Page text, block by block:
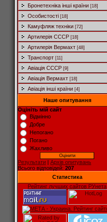
Бронетехніка інші країни [18]
Особистості [18]
Камуфляж техніки [72]
Артилерія СССР [18]
Артилерія Вермахт [48]
Транспорт [11]
Авіація СССР [9]
Авіація Вермахт [18]
Авіація інші країни [4]
Наше опитування
Оцініть мій сайт
Відмінно
Добре
Непогано
Погано
Жахливо
Результати | Архів опитувань
Всього відповідей: 207
Статистика
Рейтинг лучших сайтов РУнета